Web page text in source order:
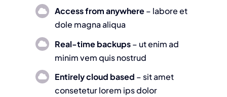
Access from anywhere– labore et
dole magna aliqua
Real-time backups– ut enim ad
minim vem quis nostrud
Entirely cloud based – sit amet
consetetur lorem ips dolor